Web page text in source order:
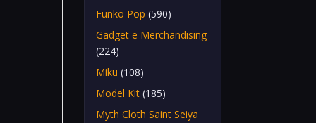
Funko Pop (590)
Gadget e Merchandising
(224)
Miku (108)
Model Kit (185)
Myth Cloth Saint Seiya